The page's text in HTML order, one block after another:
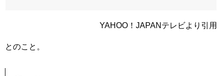
YAHOO！JAPANテレビより引用
とのこと。